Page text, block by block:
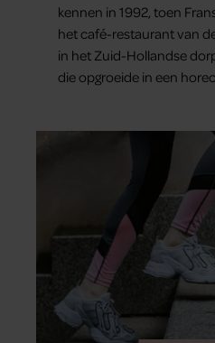
kennen in 1992, toen
het café-restaurant van
in het Zuid-Hollandse
die opgroeide in een